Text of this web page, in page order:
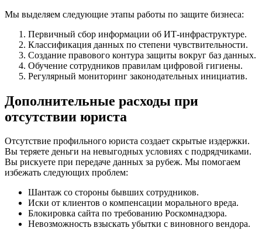
Мы выделяем следующие этапы работы по защите бизнеса:
Первичный сбор информации об ИТ-инфраструктуре.
Классификация данных по степени чувствительности.
Создание правового контура защиты вокруг баз данных.
Обучение сотрудников правилам цифровой гигиены.
Регулярный мониторинг законодательных инициатив.
Дополнительные расходы при
отсутствии юриста
Отсутствие профильного юриста создает скрытые издержки.
Вы теряете деньги на невыгодных условиях с подрядчиками.
Вы рискуете при передаче данных за рубеж. Мы помогаем
избежать следующих проблем:
Шантаж со стороны бывших сотрудников.
Иски от клиентов о компенсации морального вреда.
Блокировка сайта по требованию Роскомнадзора.
Невозможность взыскать убытки с виновного вендора.